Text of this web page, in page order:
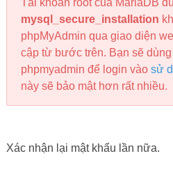
Tài khoản root của MariaDB
mysql_secure_installation
phpMyAdmin qua giao diện
cập từ bước trên. Bạn sẽ
phpmyadmin để login vào sử
này sẽ bảo mật hơn rất nhiều.
Xác nhận lại mật khẩu lần nữa.